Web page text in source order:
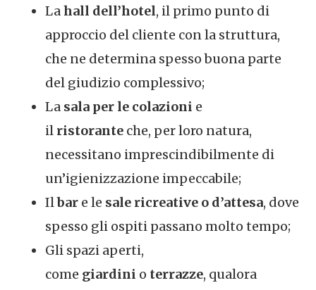
Lahall dell’hotel, il primo punto di
approccio del cliente con la struttura,
che ne determina spesso buona parte
del giudizio complessivo;
La sala per le colazioni e
il ristorante che, per loro natura,
necessitano imprescindibilmente di
un’igienizzazione impeccabile;
Ilbar e le sale ricreative o d’attesa, dove
spesso gli ospiti passano molto tempo;
Gli spazi aperti,
come giardini o terrazze, qualora